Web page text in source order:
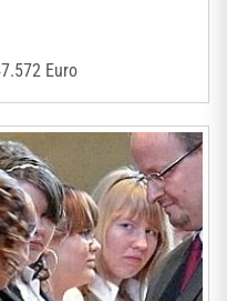
Euro